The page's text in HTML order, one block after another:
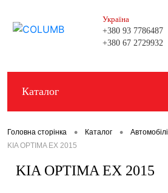
Україна
+380 93 7786487
+380 67 2729932
Каталог
Головна сторінка • Каталог • Автомобілі
KIA OPTIMA EX 2015
KIA OPTIMA EX 2015